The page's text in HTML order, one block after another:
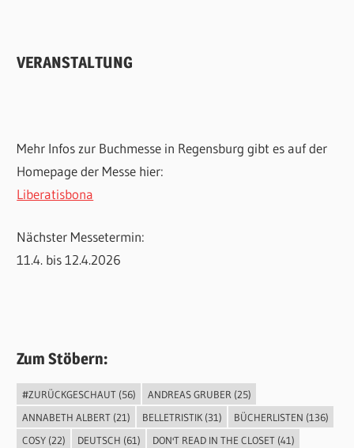
VERANSTALTUNG
Mehr Infos zur Buchmesse in Regensburg gibt es auf der
Homepage der Messe hier:
Liberatisbona
Nächster Messetermin:
11.4. bis 12.4.2026
Zum Stöbern:
#ZURÜCKGESCHAUT(56) ANDREAS GRUBER (25)
ANNABETH ALBERT(21) BELLETRISTIK(31) BÜCHERLISTEN (136)
COSY(22) DEUTSCH (61) DON'T READ IN THE CLOSET(41)